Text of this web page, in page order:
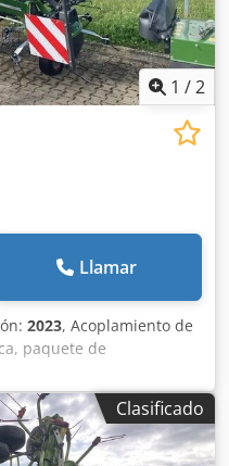
1 /2
Llamar
2023, Acoplamiento de
paquete de
estándar montada.
Clasificado